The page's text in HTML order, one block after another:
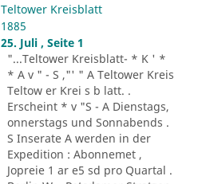
Teltower Kreisblatt
1885
25. Juli , Seite 1
"...Teltower Kreisblatt- * K ' *
* A v " - S ,"' " A Teltower Kreis
Teltow er Krei s b latt. .
Erscheint * v "S - A Dienstags,
onnerstags und Sonnabends .
S Inserate A werden in der
Expedition : Abonnemet ,
Jopreie 1 ar e5 sd pro Quartal .